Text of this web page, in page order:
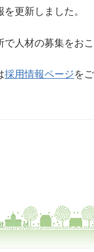
を更新しました。
で人材の募集をお
採用情報ページを